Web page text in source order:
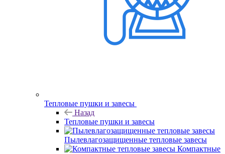
Тепловые пушки и завесы
Назад
Тепловые пушки и завесы
Пылевлагозащищенные тепловые завесы
Компактные